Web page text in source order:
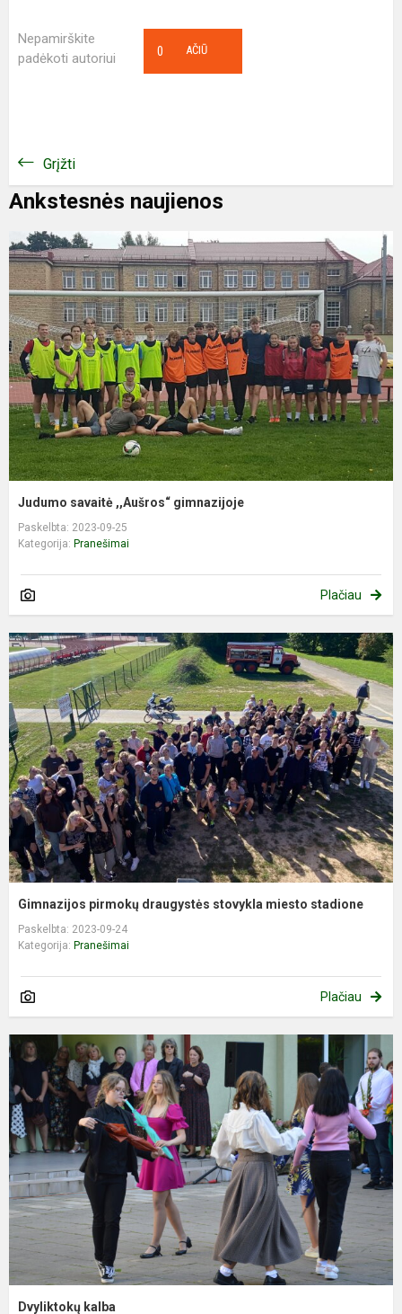
Nepamirškite
padėkoti autoriui
AČIŪ
0
Grįžti
Ankstesnės naujienos
Judumo savaitė ,,Aušros“ gimnazijoje
Paskelbta: 2023-09-25
Kategorija: Pranešimai
Plačiau
Gimnazijos pirmokų draugystės stovykla miesto stadione
Paskelbta: 2023-09-24
Kategorija: Pranešimai
Plačiau
Dvyliktokų kalba